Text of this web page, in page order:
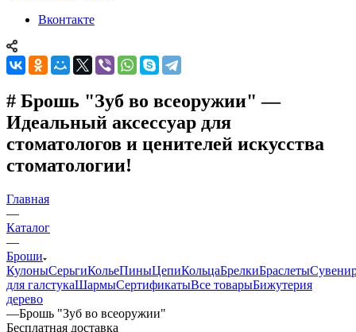
Вконтакте
# Брошь "Зуб во всеоружии" —
Идеальный аксессуар для
стоматологов и ценителей искусства
стоматологии!
Главная
—
Каталог
—
Броши
КулоныСерьгиКольеПиныЦепиКольцаБрелкиБраслеты
для галстукаШармыСертификатыВсе товарыБижутерия
дерево
—Брошь "Зуб во всеоружии"
Бесплатная доставка